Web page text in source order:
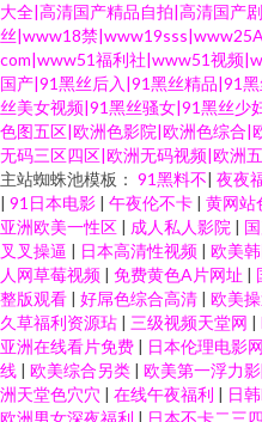
大全|高清国产精品自拍|高清国产
丝|www18禁
com|www51福利社|www51视频
国产|91黑丝后入|91黑丝精品|91
丝美女视频|91黑丝骚女|91黑丝少
色图五区|欧洲色影院|欧洲色综合|
无码三区四区|欧洲无码视频|欧洲
主站蜘蛛池模板： 91黑料不| 夜夜
| 91日本电影 | 午夜伦不卡 | 黄网站
亚洲欧美一性区 | 成人私人影院 |
叉叉操逼 | 日本高清性视频 | 欧美
人网草莓视频 | 免费黄色A片网址 |
整版观看 | 好屌色综合高清 | 欧美
久草福利资源玷 | 三级视频天堂网 |
亚洲在线看片免费 | 日本伦理电影
线 | 欧美综合另类 | 欧美第一浮力
洲天堂色穴穴 | 在线午夜福利 | 日
欧洲男女深夜福利 | 日本不卡二三四